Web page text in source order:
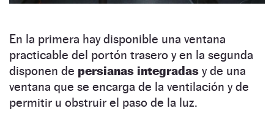
En la primera hay disponible una ventana
practicable del portón trasero y en la segunda
disponen de persianas integradas y de una
ventana que se encarga de la ventilación y de
permitir u obstruir el paso de la luz.